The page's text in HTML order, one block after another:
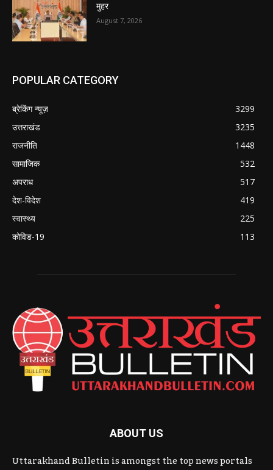
मुहर
August 7, 2026
POPULAR CATEGORY
ब्रेकिंग न्यूज़
3299
उत्तराखंड
3235
राजनीति
1448
सामाजिक
532
अपराध
517
देश-विदेश
419
स्वास्थ्य
225
कोविड-19
113
ABOUT US
Uttarakhand Bulletin is amongst the top news portals